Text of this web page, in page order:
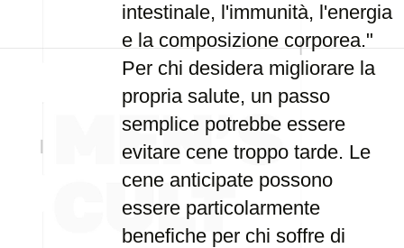
intestinale, l'immunità, l'energia
e la composizione corporea."
Per chi desidera migliorare la
propria salute, un passo
semplice potrebbe essere
evitare cene troppo tarde. Le
cene anticipate possono
essere particolarmente
benefiche per chi soffre di